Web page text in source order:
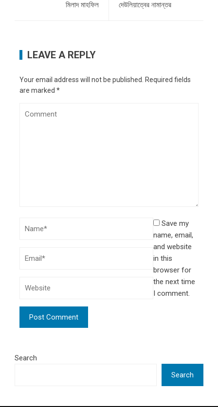
মিলাদ মাহফিল
দেউলিয়াত্বের নামান্তর
LEAVE A REPLY
Your email address will not be published. Required fields
are marked *
Save my
name, email,
and website
in this
browser for
the next time
I comment.
Search
Search